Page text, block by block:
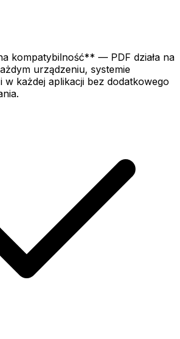
kompatybilność** — PDF działa na
urządzeniu, systemie
w każdej aplikacji bez dodatkowego